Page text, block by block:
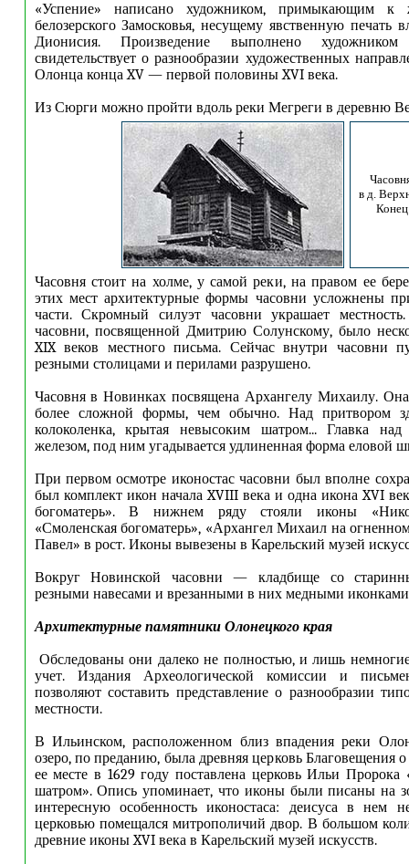
«Успение» написано художником, примыкающим к
белозерского Замосковья, несущему явственную печать
Дионисия. Произведение выполнено
свидетельствует о разнообразии художественных
Олонца конца XV — первой половины XVI века.
Из Сюрги можно пройти вдоль реки Мегреги в деревню
в д.
Конец
Часовня стоит на холме, у самой реки, на правом ее
этих мест архитектурные формы часовни усложнены
части. Скромный силуэт часовни украшает местность.
часовни, посвященной Дмитрию Солунскому, было
XIX веков местного письма. Сейчас внутри часовни
резными столицами и перилами разрушено.
Часовня в Новинках посвящена Архангелу Михаилу. Она
более сложной формы, чем обычно. Над притвором
колоколенка, крытая невысоким шатром... Главка
железом, под ним угадывается удлиненная форма еловой
При первом осмотре иконостас часовни был вполне
был комплект икон начала XVIII века и одна икона XVI
богоматерь». В нижнем ряду стояли иконы
«Смоленская богоматерь», «Архангел Михаил на
Павел» в рост. Иконы вывезены в Карельский музей
Вокруг Новинской часовни — кладбище со
резными навесами и врезанными в них медными
Архитектурные памятники Олонецкого края
Обследованы они далеко не полностью, и лишь
учет. Издания Археологической комиссии и
позволяют составить представление о разнообразии
местности.
В Ильинском, расположенном близ впадения реки
озеро, по преданию, была древняя церковь Благовещения о
ее месте в 1629 году поставлена церковь Ильи Пророка
шатром». Опись упоминает, что иконы были писаны на
интересную особенность иконостаса: деисуса в нем
церковью помещался митрополичий двор. В большом
древние иконы XVI века в Карельский музей искусств.